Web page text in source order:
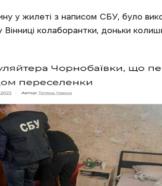
у жилеті з написом СБУ, було
колаборантки, доньки